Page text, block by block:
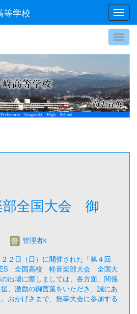
等学校
部全国大会 御
管理者k
２日（日）に開催された「第４回
全国高校 軽音楽部大会 全国大
出場に際しましては、各方面、関係
、激励の御言葉をいただき、誠にあ
おかげさまで、無事大会に参加する